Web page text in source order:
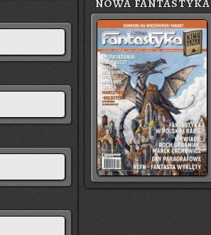
NOWA FANTASTYKA